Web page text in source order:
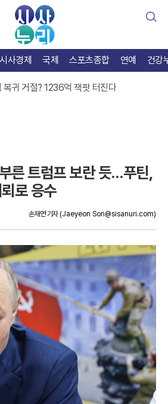
검
시사경제 국제 스포츠종합 연예 건강
기엔 아직, 베테랑 김태군 가치 증명
복귀 거절? 1236억 잭팟 터진다
, KIA 반등 열쇠는 테이블세터
른 트럼프 보란 듯…푸틴,
로 응수
손재연 기자 (Jaeyeon Son@sisanuri.com)